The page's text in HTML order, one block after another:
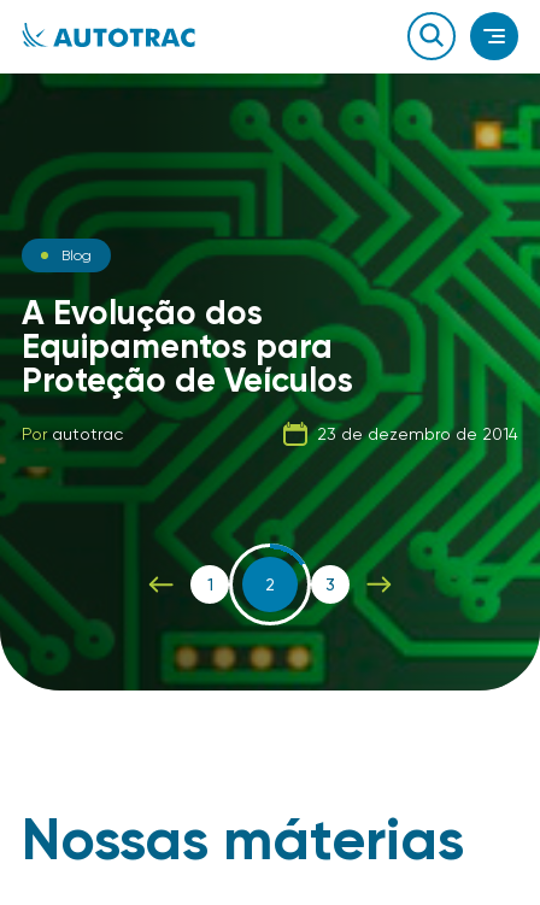
Notícias
O que você sabe sobre o
combustível que a sua
frota usa?
Porautotrac 21 de setembro de 2019
Blog
A Evolução dos
Equipamentos para
Proteção de Veículos
Porautotrac 23 de dezembro de 2014
Carga Fracionada
Porautotrac 06 de fevereiro de 2020
1 2 3
Nossas máterias